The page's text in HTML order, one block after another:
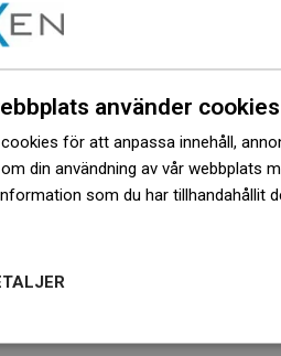
använder cookies
för att anpassa innehåll,
din användning av vår webbplats
som du har tillhandahållit